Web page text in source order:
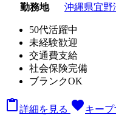
勤務地
沖縄県宜野
50代活躍中
未経験歓迎
交通費支給
社会保険完備
ブランクOK
詳細を見る favoriteキープ